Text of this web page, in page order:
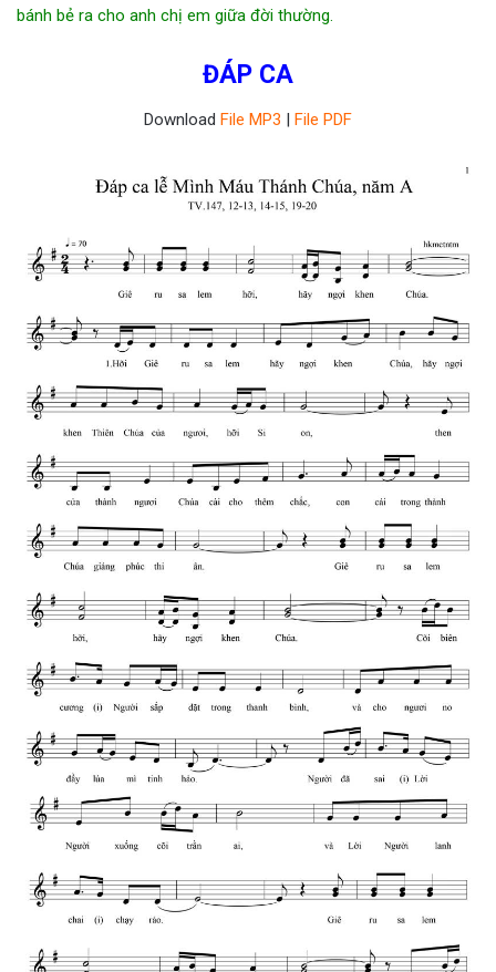
bánh bẻ ra cho anh chị em giữa đời thường.
ĐÁP CA
Download File MP3 | File PDF